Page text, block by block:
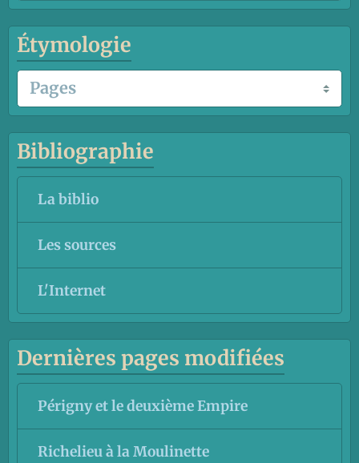
Étymologie
Bibliographie
La biblio
Les sources
L'Internet
Dernières pages modifiées
Périgny et le deuxième Empire
Richelieu à la Moulinette